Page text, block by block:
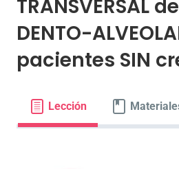
TRANSVERSAL
DENTO-
pacientes SIN
Lección